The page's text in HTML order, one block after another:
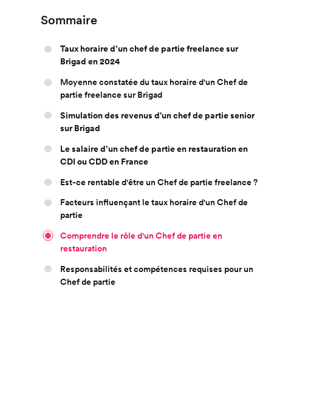
Sommaire
Taux horaire d’un chef de partie freelance sur
Brigad en 2024
Moyenne constatée du taux horaire d'un Chef de
partie freelance sur Brigad
Simulation des revenus d'un chef de partie senior
sur Brigad
Le salaire d’un chef de partie en restauration en
CDI ou CDD en France
Est-ce rentable d'être un Chef de partie freelance ?
Facteurs influençant le taux horaire d'un Chef de
partie
Comprendre le rôle d'un Chef de partie en
restauration
Responsabilités et compétences requises pour un
Chef de partie